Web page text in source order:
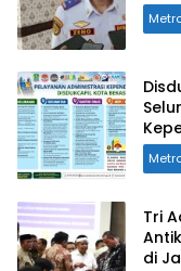
Tri
di